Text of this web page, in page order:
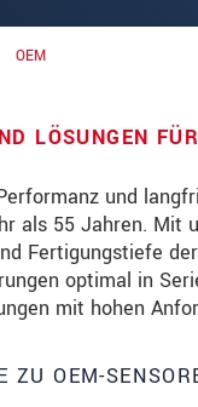
OEM
LÖSUNGEN
und
als 55 Jahren. Mit
Fertigungstiefe
optimal in
mit hohen
ZU OEM-
Sie mich per
Ihre Daten